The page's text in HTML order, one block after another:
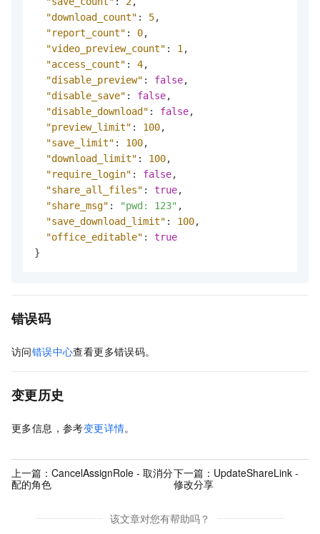
"download_count" : 5,
"report_count" : 0,
"video_preview_count" : 1 ,
"access_count" : 4,
"disable_preview" : false,
"disable_save" : false,
"disable_download" : false,
"preview_limit" : 100,
"save_limit" : 100,
"download_limit" : 100,
"require_login" : false,
"share_all_files" : true,
"share_msg" : "pwd: 123" ,
"save_download_limit" : 100,
"office_editable" :
true
}
错误码
访问错误中心查看更多错误码。
变更历史
更多信息，参考变更详情。
上一篇： CancelAssignRole - 取消分
配的角色
下一篇： UpdateShareLink -
修改分享
该文章对您有帮助吗？